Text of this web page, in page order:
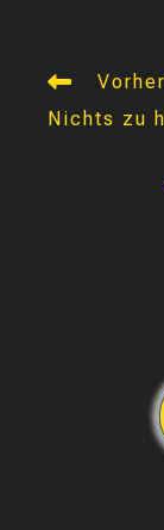
Weitere
ansehen
Nichts zu